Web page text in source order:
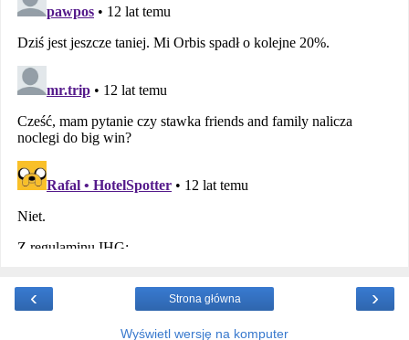
‹ ›
Strona główna
Wyświetl wersję na komputer